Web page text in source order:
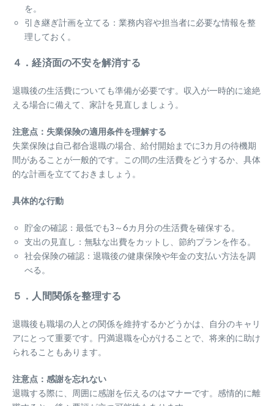
を。
引き継ぎ計画を立てる：業務内容や担当者に必要な情報を整
理しておく。
４．経済面の不安を解消する
退職後の生活費についても準備が必要です。収入が一時的に途絶
える場合に備えて、家計を見直しましょう。
注意点：失業保険の適用条件を理解する
失業保険は自己都合退職の場合、給付開始までに3カ月の待機期
間があることが一般的です。この間の生活費をどうするか、具体
的な計画を立てておきましょう。
具体的な行動
貯金の確認：最低でも3～6カ月分の生活費を確保する。
支出の見直し：無駄な出費をカットし、節約プランを作る。
社会保険の確認：退職後の健康保険や年金の支払い方法を調
べる。
５．人間関係を整理する
退職後も職場の人との関係を維持するかどうかは、自分のキャリ
アにとって重要です。円満退職を心がけることで、将来的に助け
られることもあります。
注意点：感謝を忘れない
退職する際に、周囲に感謝を伝えるのはマナーです。感情的に離